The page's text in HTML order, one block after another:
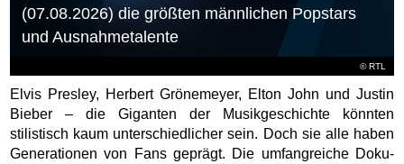
©RTL
(07.08.2026) die größten männlichen Popstars
und Ausnahmetalente
Elvis Presley, Herbert Grönemeyer, Elton John und Justin
Bieber – die Giganten der Musikgeschichte könnten
stilistisch kaum unterschiedlicher sein. Doch sie alle haben
Generationen von Fans geprägt. Die umfangreiche Doku-